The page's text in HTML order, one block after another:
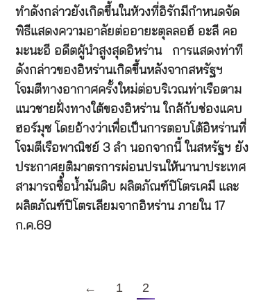
ทำดังกล่าวยังเกิดขึ้นในห้วงที่อิรักมีกำหนดจัด
พิธีแสดงความอาลัยต่ออายะตุลลอฮ์ อะลี คอ
มะนะอี อดีตผู้นำสูงสุดอิหร่าน การแสดงท่าที
ดังกล่าวของอิหร่านเกิดขึ้นหลังจากสหรัฐฯ
โจมตีทางอากาศครั้งใหม่ต่อบริเวณท่าเรือตาม
แนวชายฝั่งทางใต้ของอิหร่าน ใกล้กับช่องแคบ
ฮอร์มุซ โดยอ้างว่าเพื่อเป็นการตอบโต้อิหร่านที่
โจมตีเรือพาณิชย์ 3 ลำ นอกจากนี้ ในสหรัฐฯ ยัง
ประกาศยุติมาตรการผ่อนปรนให้นานาประเทศ
สามารถซื้อน้ำมันดิบ ผลิตภัณฑ์ปิโตรเคมี และ
ผลิตภัณฑ์ปิโตรเลียมจากอิหร่าน ภายใน 17
ก.ค.69
← 1 2